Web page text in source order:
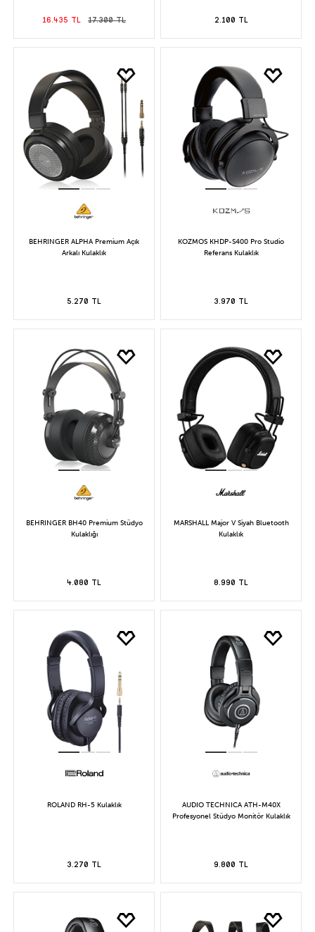
16.435 TL 17.300 TL 2.100 TL
BEHRINGER ALPHA Premium Açık
Arkalı Kulaklık
5.270 TL
KOZMOS KHDP-S400 Pro Studio
Referans Kulaklık
3.970 TL
BEHRINGER BH40 Premium Stüdyo
Kulaklığı
4.080 TL
MARSHALL Major V Siyah Bluetooth
Kulaklık
8.990 TL
ROLAND RH-5 Kulaklık
3.270 TL
AUDIO TECHNICA ATH-M40X
Profesyonel Stüdyo Monitör Kulaklık
9.800 TL